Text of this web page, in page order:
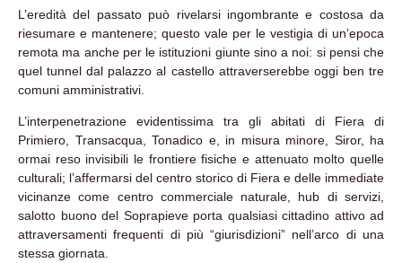
L’eredità del passato può rivelarsi ingombrante e costosa da
riesumare e mantenere; questo vale per le vestigia di un’epoca
remota ma anche per le istituzioni giunte sino a noi: si pensi che
quel tunnel dal palazzo al castello attraverserebbe oggi ben tre
comuni amministrativi.
L’interpenetrazione evidentissima tra gli abitati di Fiera di
Primiero, Transacqua, Tonadico e, in misura minore, Siror, ha
ormai reso invisibili le frontiere fisiche e attenuato molto quelle
culturali; l’affermarsi del centro storico di Fiera e delle immediate
vicinanze come centro commerciale naturale, hub di servizi,
salotto buono del Soprapieve porta qualsiasi cittadino attivo ad
attraversamenti frequenti di più “giurisdizioni” nell’arco di una
stessa giornata.